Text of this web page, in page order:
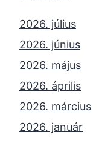
2026. július
2026. június
2026. május
2026. április
2026. március
2026. január